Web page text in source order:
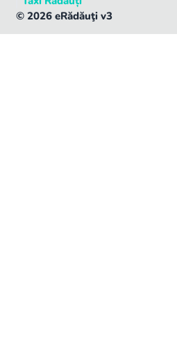
© 2026 eRădăuţi v3